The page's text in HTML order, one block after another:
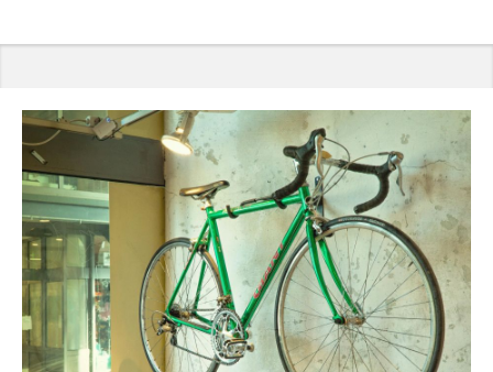
grunderna, vad som skiljer olika typer av reko...